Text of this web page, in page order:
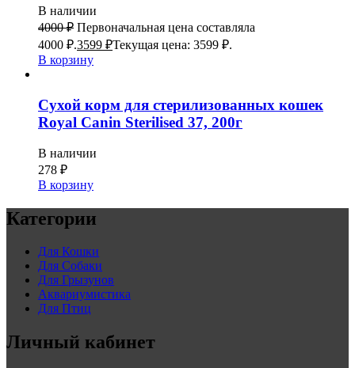
В наличии
4000₽ Первоначальная цена составляла
4000 ₽.3599 ₽Текущая цена: 3599 ₽.
В корзину
Сухой корм для стерилизованных кошек
Royal Canin Sterilised 37, 200г
В наличии
278 ₽
В корзину
Категории
Для Кошки
Для Собаки
Для Грызунов
Аквариумистика
Для Птиц
Личный кабинет